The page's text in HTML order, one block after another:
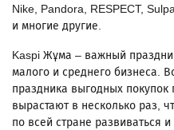
Nike, Pandora, RESPECT,
и многие другие.
Kaspi Жұма – важный
малого и среднего бизнеса.
праздника выгодных
вырастают в несколько раз,
по всей стране развиваться